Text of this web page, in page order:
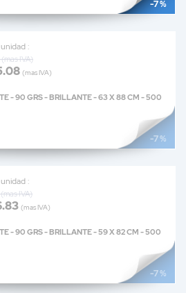
-7 %
-7 %
:
(mas IVA)
(mas IVA)
- 90 GRS - BRILLANTE - 63 X 88 CM - 500
-7 %
:
(mas IVA)
(mas IVA)
- 90 GRS - BRILLANTE - 59 X 82 CM - 500